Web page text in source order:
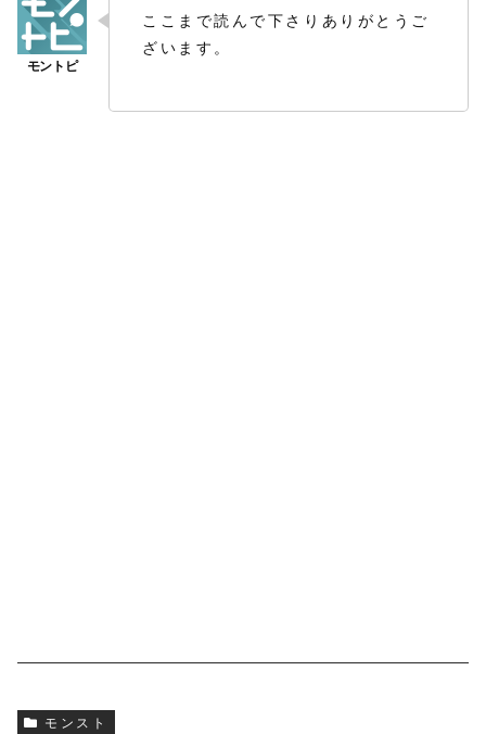
ここまで読んで下さりありがとうご
ざいます。
モンスト